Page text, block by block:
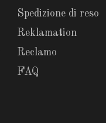
Spedizione di reso
Reklamation
Reclamo
FAQ